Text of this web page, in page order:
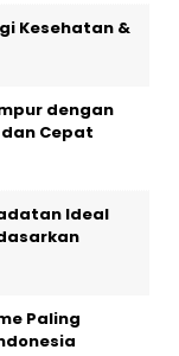
Kesehatan &
dengan
Cepat
Ideal
Paling